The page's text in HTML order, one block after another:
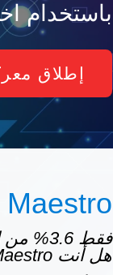
باستخدام
إطلاق
Maestro
فقط
هل أنت Maze Maestro؟